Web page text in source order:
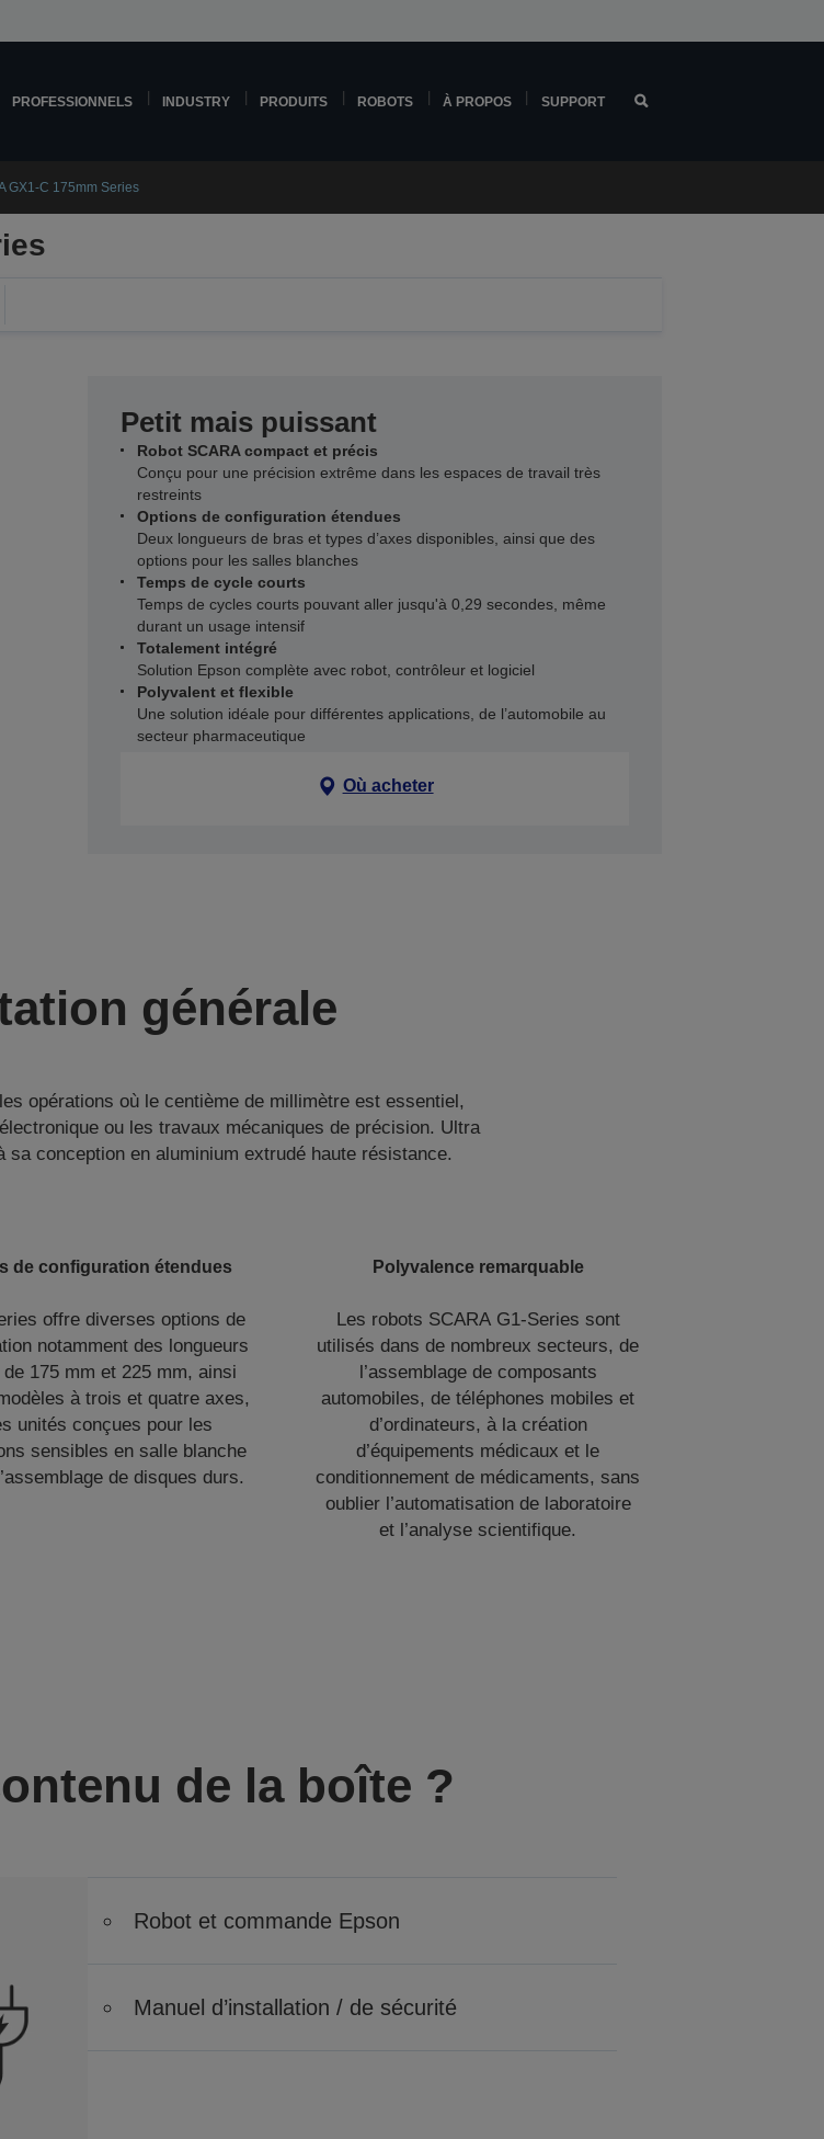
PROFESSIONNELS INDUSTRY PRODUITS ROBOTS À PROPOS SUPPORT
GX1-C 175mm Series
Petit mais puissant
Robot SCARA compact et précis
Conçu pour une précision extrême dans les espaces de travail très
restreints
Options de configuration étendues
Deux longueurs de bras et types d’axes disponibles, ainsi que des
options pour les salles blanches
Temps de cycle courts
Temps de cycles courts pouvant aller jusqu'à 0,29 secondes, même
durant un usage intensif
Totalement intégré
Solution Epson complète avec robot, contrôleur et logiciel
Polyvalent et flexible
Une solution idéale pour différentes applications, de l’automobile au
secteur pharmaceutique
Où acheter
générale
opérations où le centième de millimètre est essentiel,
ou les travaux mécaniques de précision. Ultra
sa conception en aluminium extrudé haute résistance.
de configuration étendues
offre diverses options de
notamment des longueurs
175 mm et 225 mm, ainsi
à trois et quatre axes,
unités conçues pour les
sensibles en salle blanche
de disques durs.
Polyvalence remarquable
Les robots SCARA G1-Series sont
utilisés dans de nombreux secteurs, de
l’assemblage de composants
automobiles, de téléphones mobiles et
d’ordinateurs, à la création
d’équipements médicaux et le
conditionnement de médicaments, sans
oublier l’automatisation de laboratoire
et l’analyse scientifique.
de la boîte ?
Robot et commande Epson
Manuel d’installation / de sécurité